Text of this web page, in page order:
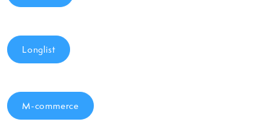
Longlist
M-commerce